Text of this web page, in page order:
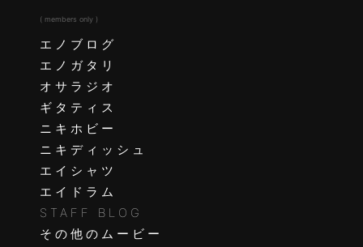
( members only )
エノブログ
エノガタリ
オサラジオ
ギタティス
ニキホビー
ニキディッシュ
エイシャツ
エイドラム
STAFF BLOG
その他のムービー